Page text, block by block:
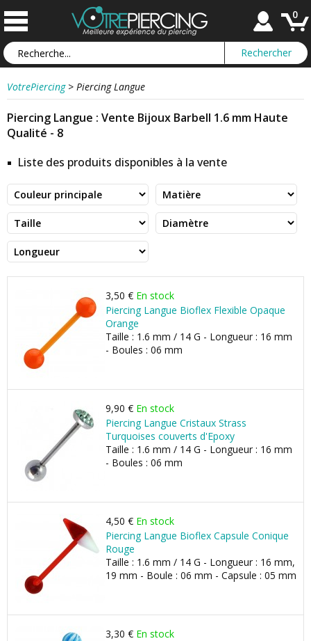
0
VotrePiercing > Piercing Langue
Piercing Langue : Vente Bijoux Barbell 1.6 mm Haute
Qualité - 8
Liste des produits disponibles à la vente
3,50 € En stock
Piercing Langue Bioflex Flexible Opaque
Orange
Taille : 1.6 mm / 14 G - Longueur : 16 mm
- Boules : 06 mm
9,90 € En stock
Piercing Langue Cristaux Strass
Turquoises couverts d'Epoxy
Taille : 1.6 mm / 14 G - Longueur : 16 mm
- Boules : 06 mm
4,50 € En stock
Piercing Langue Bioflex Capsule Conique
Rouge
Taille : 1.6 mm / 14 G - Longueur : 16 mm,
19 mm - Boule : 06 mm - Capsule : 05 mm
3,30 € En stock